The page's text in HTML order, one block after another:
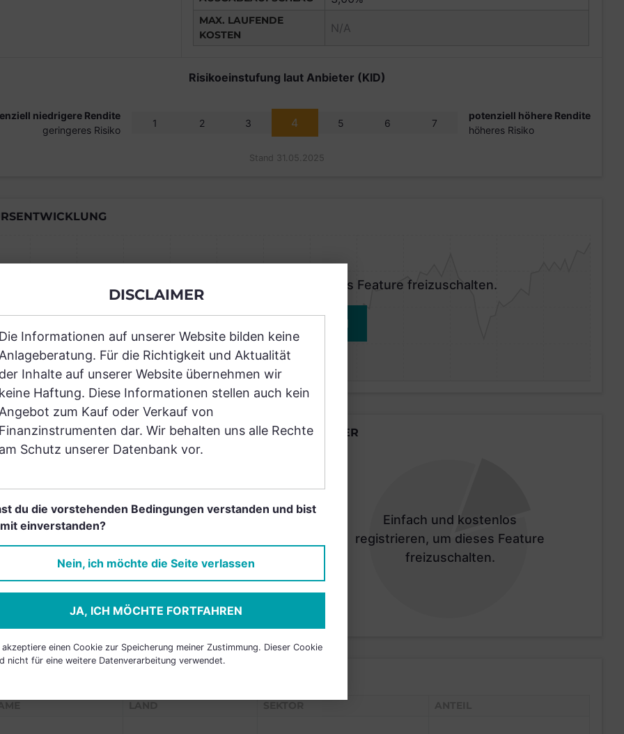
MAX. LAUFENDE
KOSTEN
N/A
Risikoeinstufung laut Anbieter (KID)
niedrigere Rendite
geringeres Risiko
1 2 3 4 5 6 7
potenziell höhere Rendite
höheres Risiko
Stand 31.05.2025
Einfach und kostenlos registrieren, um dieses Feature freizuschalten.
JETZT ANMELDEN
Einfach und kostenlos
freizuschalten.
LÄNDER
Einfach und kostenlos
registrieren, um dieses Feature
freizuschalten.
DISCLAIMER
Die Informationen auf unserer Website bilden keine
Anlageberatung. Für die Richtigkeit und Aktualität
der Inhalte auf unserer Website übernehmen wir
keine Haftung. Diese Informationen stellen auch kein
Angebot zum Kauf oder Verkauf von
Finanzinstrumenten dar. Wir behalten uns alle Rechte
am Schutz unserer Datenbank vor.
du die vorstehenden Bedingungen verstanden und bist
einverstanden?
Nein, ich möchte die Seite verlassen
JA, ICH MÖCHTE FORTFAHREN
akzeptiere einen Cookie zur Speicherung meiner Zustimmung. Dieser Cookie
nicht für eine weitere Datenverarbeitung verwendet.